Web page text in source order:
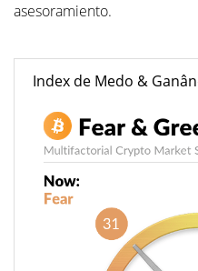
asesoramiento.
Index de Medo &